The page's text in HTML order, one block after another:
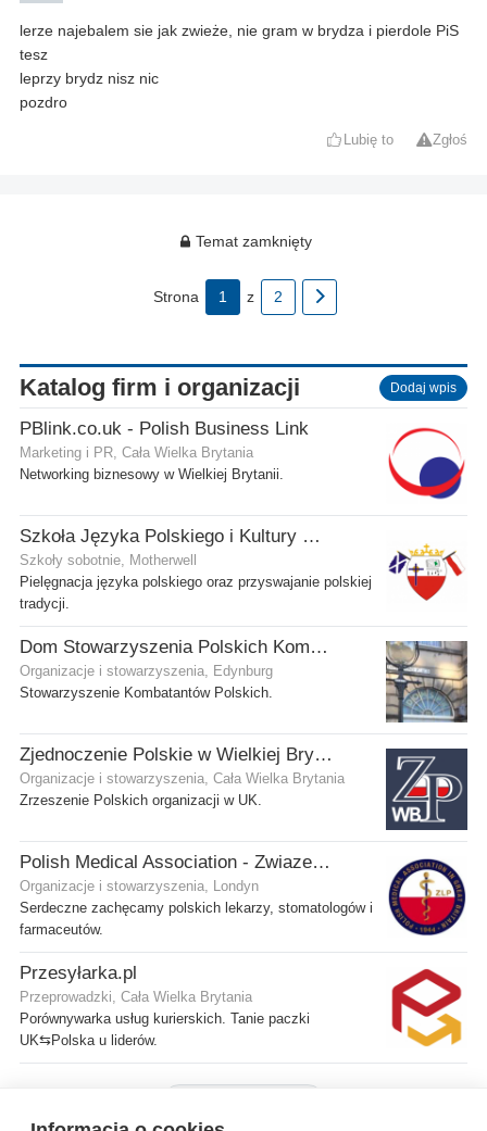
lerze najebalem sie jak zwieże, nie gram w brydza i pierdole PiS
tesz
leprzy brydz nisz nic
pozdro
Lubię to Zgłoś
Temat zamknięty
Strona 1 z 2
Katalog firm i organizacji Dodaj wpis
PBlink.co.uk - Polish Business Link
Marketing i PR, Cała Wielka Brytania
Networking biznesowy w Wielkiej Brytanii.
Szkoła Języka Polskiego i Kultury w Motherwell
Szkoły sobotnie, Motherwell
Pielęgnacja języka polskiego oraz przyswajanie polskiej
tradycji.
Dom Stowarzyszenia Polskich Kombatantów (SPK) w Edynburgu
Organizacje i stowarzyszenia, Edynburg
Stowarzyszenie Kombatantów Polskich.
Zjednoczenie Polskie w Wielkiej Brytanii
Organizacje i stowarzyszenia, Cała Wielka Brytania
Zrzeszenie Polskich organizacji w UK.
Polish Medical Association - Zwiazek Lekarzy Polskich w Wielkiej Brytanii
Organizacje i stowarzyszenia, Londyn
Serdeczne zachęcamy polskich lekarzy, stomatologów i
farmaceutów.
Przesyłarka.pl
Przeprowadzki, Cała Wielka Brytania
Porównywarka usług kurierskich. Tanie paczki
UK⇆Polska u liderów.